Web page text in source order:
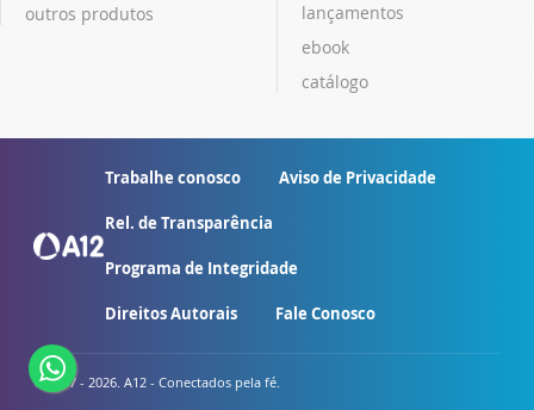
outros produtos
lançamentos
ebook
catálogo
Trabalhe conosco Aviso de Privacidade
Rel. de Transparência
Programa de Integridade
Direitos Autorais Fale Conosco
© 2007 - 2026. A12 - Conectados pela fé.